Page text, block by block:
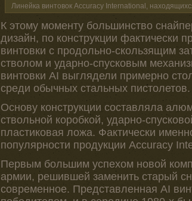
Линейка винтовок Accuracy International,
К этому моменту большинство
дизайн, по конструкции фактически
винтовки с продольно-скользящим
стволом и ударно-спусковым
винтовки AI выглядели примерно
среди обычных стальных пистолетов.
Основу конструкции составляла
ствольной коробкой, ударно-
пластиковая ложа. Фактически
популярности продукции Accuracy
Первым большим успехом новой
армии, решившей заменить старый
современное. Представленная AI